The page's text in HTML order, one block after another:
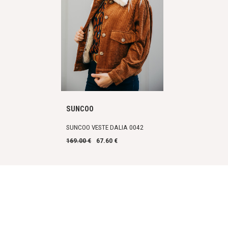
SUNCOO
SUNCOO VESTE DALIA 0042
169.00 €
67.60 €